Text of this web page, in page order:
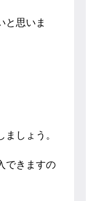
と思いま
ましょう。
できますの